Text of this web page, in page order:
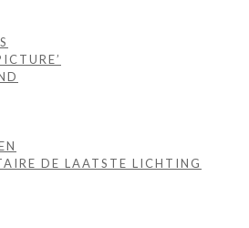
DE LAATSTE LICHTING